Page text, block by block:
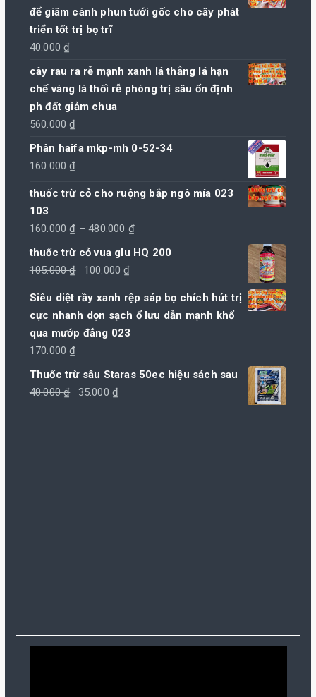
để giâm cành phun tưới gốc cho cây phát
triển tốt trị bọ trĩ
40.000₫
cây rau ra rễ mạnh xanh lá thẳng lá hạn
chế vàng lá thối rễ phòng trị sâu ổn định
ph đất giảm chua
560.000₫
Phân haifa mkp-mh 0-52-34
160.000₫
thuốc trừ cỏ cho ruộng bắp ngô mía 023
103
160.000₫ – 480.000 ₫Khoảng
giá:
đến
480.000 ₫
thuốc trừ cỏ vua glu HQ 200
105.000₫
Giá
là:
105.000 ₫.
100.000₫
tại
là:
Siêu diệt rầy xanh rệp sáp bọ chích hút trị
cực nhanh dọn sạch ổ lưu dẫn mạnh khổ
qua mướp đắng 023
170.000₫
Thuốc trừ sâu Staras 50ec hiệu sách sau
40.000₫
Giá
35.000 ₫